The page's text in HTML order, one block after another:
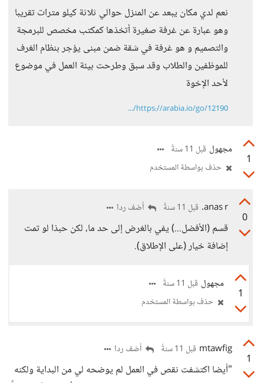
نعم لدي مكان يبعد عن المنزل حوالي ثلاثة كيلو مترات تقريبا
وهو عبارة عن غرفة صغيرة أتخذها كمكتب مخصص للبرمجة
والتصميم و هو غرفة في شقة ضمن مبنى يؤجر بنظام الغرف
للموظفين والطلاب وقد سبق وطرحت بيئة العمل في موضوع
لأحد الإخوة
https://arabia.io/go/12190/...
1
مجهول قبل 11 سنةً
حذف بواسطة المستخدم
0
anas r. قبل 11 سنةً أضف ردا
قسم (الأفضل...) يفي بالغرض إلى حد ما، لكن حبذا لو تمت
إضافة خيار (على الإطلاق).
1
مجهول قبل 11 سنةً
حذف بواسطة المستخدم
1
mtawfig قبل 11 سنةً أضف ردا
"أيضا اكتشفت نقص في العمل لم يوضحه لي من البداية ولكنه